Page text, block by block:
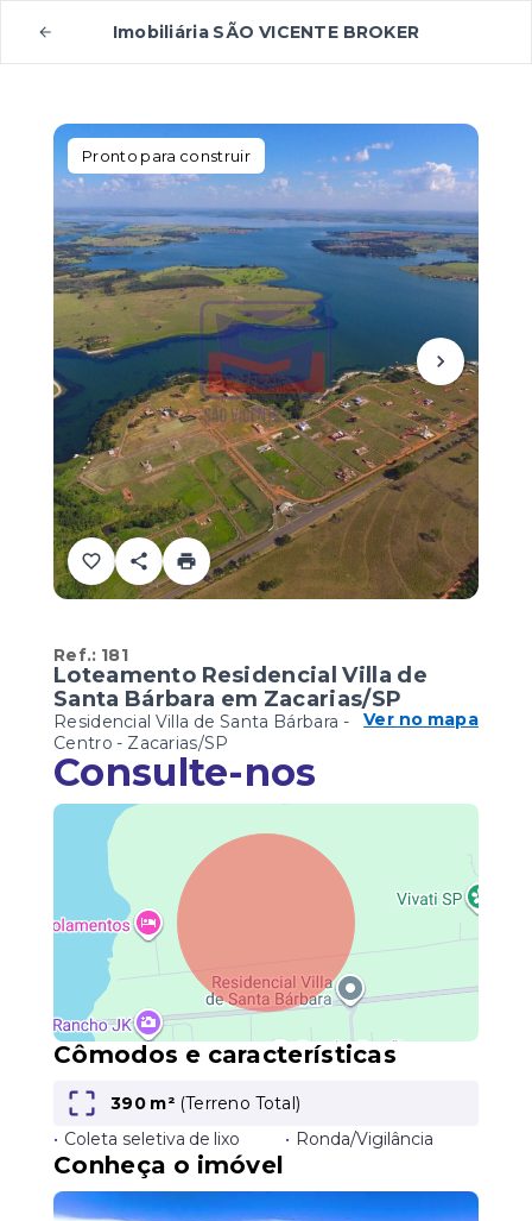
Imobiliária SÃO VICENTE BROKER
Pronto para construir
Ref.: 181
Loteamento Residencial Villa de
Santa Bárbara em Zacarias/SP
Residencial Villa de Santa Bárbara -
Centro - Zacarias/SP
Ver no mapa
Consulte-nos
Leaflet
Cômodos e características
390 m² (Terreno Total)
• Coleta seletiva de lixo • Ronda/Vigilância
Conheça o imóvel